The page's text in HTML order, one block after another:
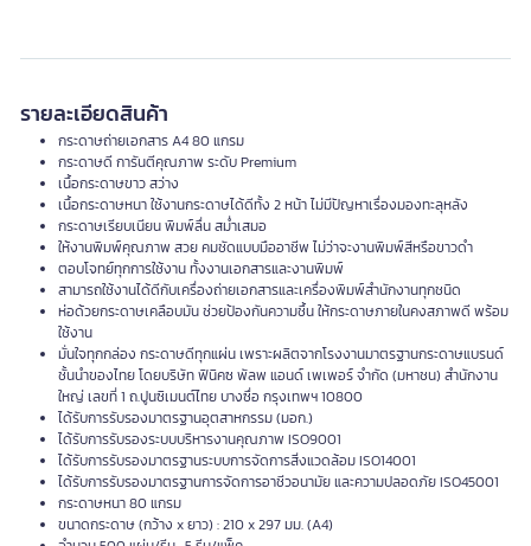
รายละเอียดสินค้า
กระดาษถ่ายเอกสาร A4 80 แกรม
กระดาษดี การันตีคุณภาพ ระดับ Premium
เนื้อกระดาษขาว สว่าง
เนื้อกระดาษหนา ใช้งานกระดาษได้ดีทั้ง 2 หน้า ไม่มีปัญหาเรื่องมองทะลุหลัง
กระดาษเรียบเนียน พิมพ์ลื่น สม่ำเสมอ
ให้งานพิมพ์คุณภาพ สวย คมชัดแบบมืออาชีพ ไม่ว่าจะงานพิมพ์สีหรือขาวดำ
ตอบโจทย์ทุกการใช้งาน ทั้งงานเอกสารและงานพิมพ์
สามารถใช้งานได้ดีกับเครื่องถ่ายเอกสารและเครื่องพิมพ์สำนักงานทุกชนิด
ห่อด้วยกระดาษเคลือบมัน ช่วยป้องกันความชื้น ให้กระดาษภายในคงสภาพดี พร้อม
ใช้งาน
มั่นใจทุกกล่อง กระดาษดีทุกแผ่น เพราะผลิตจากโรงงานมาตรฐานกระดาษแบรนด์
ชั้นนำของไทย โดยบริษัท ฟินิคซ พัลพ แอนด์ เพเพอร์ จำกัด (มหาชน) สำนักงาน
ใหญ่ เลขที่ 1 ถ.ปูนซิเมนต์ไทย บางซื่อ กรุงเทพฯ 10800
ได้รับการรับรองมาตรฐานอุตสาหกรรม (มอก.)
ได้รับการรับรองระบบบริหารงานคุณภาพ ISO9001
ได้รับการรับรองมาตรฐานระบบการจัดการสิ่งแวดล้อม ISO14001
ได้รับการรับรองมาตรฐานการจัดการอาชีวอนามัย และความปลอดภัย ISO45001
กระดาษหนา 80 แกรม
ขนาดกระดาษ (กว้าง x ยาว) : 210 x 297 มม. (A4)